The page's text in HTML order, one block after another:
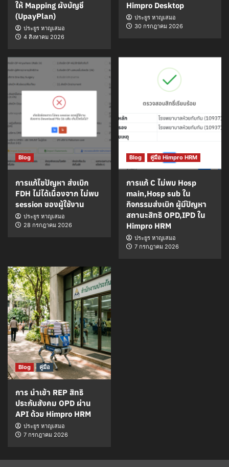
ให้ Mapping ผังบัญชี
(UpayPlan)
ประยูร หาญเสมอ
4 สิงหาคม 2026
Himpro Desktop
ประยูร หาญเสมอ
30 กรกฎาคม 2026
Blog
การแก้ไขปัญหา ส่งเบิก
FDH ไม่ได้เนื่องจาก ไม่พบ
session ของผู้ใช้งาน
ประยูร หาญเสมอ
28 กรกฎาคม 2026
Blog คู่มือ Himpro HRM
การแก้ C ไม่พบ Hosp
main,Hosp sub ใน
กิจกรรมส่งเบิก ผู้มีปัญหา
สถานะสิทธิ OPD,IPD ใน
Himpro HRM
ประยูร หาญเสมอ
7 กรกฎาคม 2026
Blog คู่มือ
การ นำเข้า REP สิทธิ
ประกันสังคม OPD ผ่าน
API ด้วย Himpro HRM
ประยูร หาญเสมอ
7 กรกฎาคม 2026